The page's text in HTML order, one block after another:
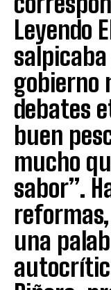
Leyendo
gobierno
debates
buen
mucho
sabor”.
una